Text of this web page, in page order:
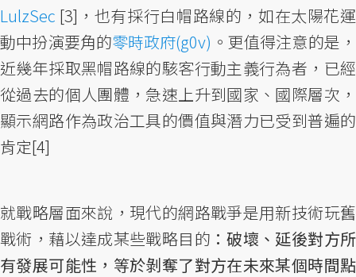
LulzSec [3]，也有採行白帽路線的，如在太陽花運
動中扮演要角的零時政府(g0v) 。更值得注意的是，
近幾年採取黑帽路線的駭客行動主義行為者，已經
從過去的個人團體，急速上升到國家、國際層次，
顯示網路作為政治工具的價值與潛力已受到普遍的
肯定[4]
就戰略層面來說，現代的網路戰爭是用新技術玩舊
戰術，藉以達成某些戰略目的 ：破壞、延後對方所
有發展可能性，等於剝奪了對方在未來某個時間點